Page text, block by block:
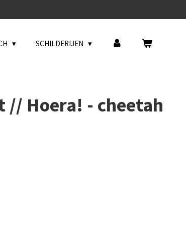
SCHILDERIJEN
// Hoera! - cheetah